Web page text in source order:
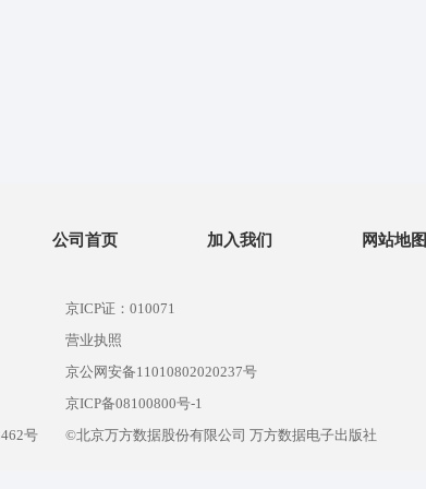
公司首页 加入我们 网站地图
号
京ICP证：010071
营业执照
京公网安备11010802020237号
京ICP备08100800号-1
©北京万方数据股份有限公司 万方数据电子出版社